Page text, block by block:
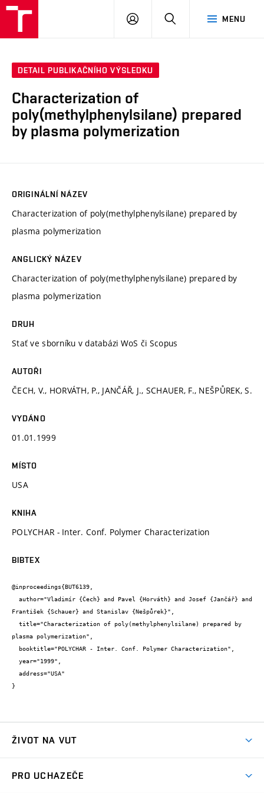
MENU
PŘIHLÁSIT
DETAIL PUBLIKAČNÍHO VÝSLEDKU
Characterization of
poly(methylphenylsilane) prepared
by plasma polymerization
ORIGINÁLNÍ NÁZEV
Characterization of poly(methylphenylsilane) prepared by
plasma polymerization
ANGLICKÝ NÁZEV
Characterization of poly(methylphenylsilane) prepared by
plasma polymerization
DRUH
Stať ve sborníku v databázi WoS či Scopus
AUTOŘI
ČECH, V., HORVÁTH, P., JANČÁŘ, J., SCHAUER, F., NEŠPŮREK, S.
VYDÁNO
01.01.1999
MÍSTO
USA
KNIHA
POLYCHAR - Inter. Conf. Polymer Characterization
BIBTEX
@inproceedings{BUT6139,
František {Schauer} and Stanislav {Nešpůrek}",
plasma polymerization",
}
ŽIVOT NA VUT
PRO UCHAZEČE